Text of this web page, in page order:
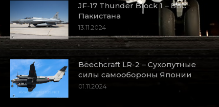
JF-17 Thunder Block 1 – ВВС
Пакистана
13.11.2024
Beechcraft LR-2 – Сухопутные
силы самообороны Японии
01.11.2024